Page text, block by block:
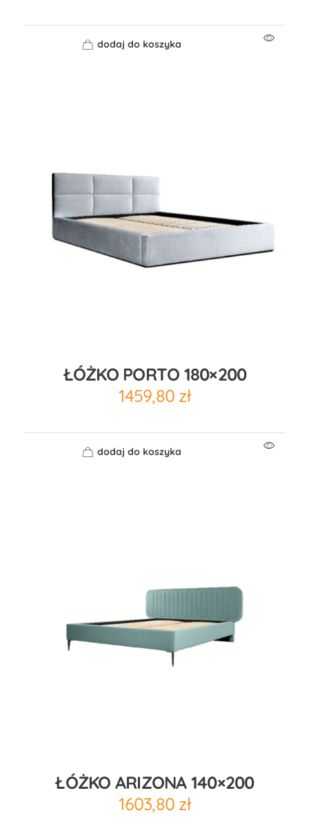
dodaj do koszyka
ŁÓŻKO PORTO 180×200
1459,80 zł
dodaj do koszyka
ŁÓŻKO ARIZONA 140×200
1603,80 zł